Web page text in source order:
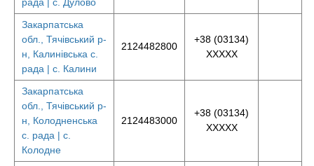
Закарпатська
обл., Тячівський р-
н, Калинівська с.
рада | с. Калини
2124482800
+38 (03134)
XXXXX
Закарпатська
обл., Тячівський р-
н, Колодненська
с. рада | с.
Колодне
2124483000
+38 (03134)
XXXXX